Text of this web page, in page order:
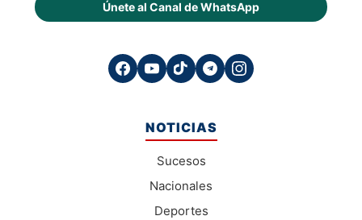
Únete al Canal de WhatsApp
NOTICIAS
Sucesos
Nacionales
Deportes